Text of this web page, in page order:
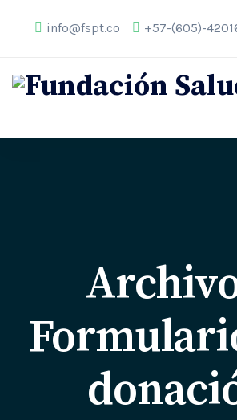
info@fspt.co +57-(605)-